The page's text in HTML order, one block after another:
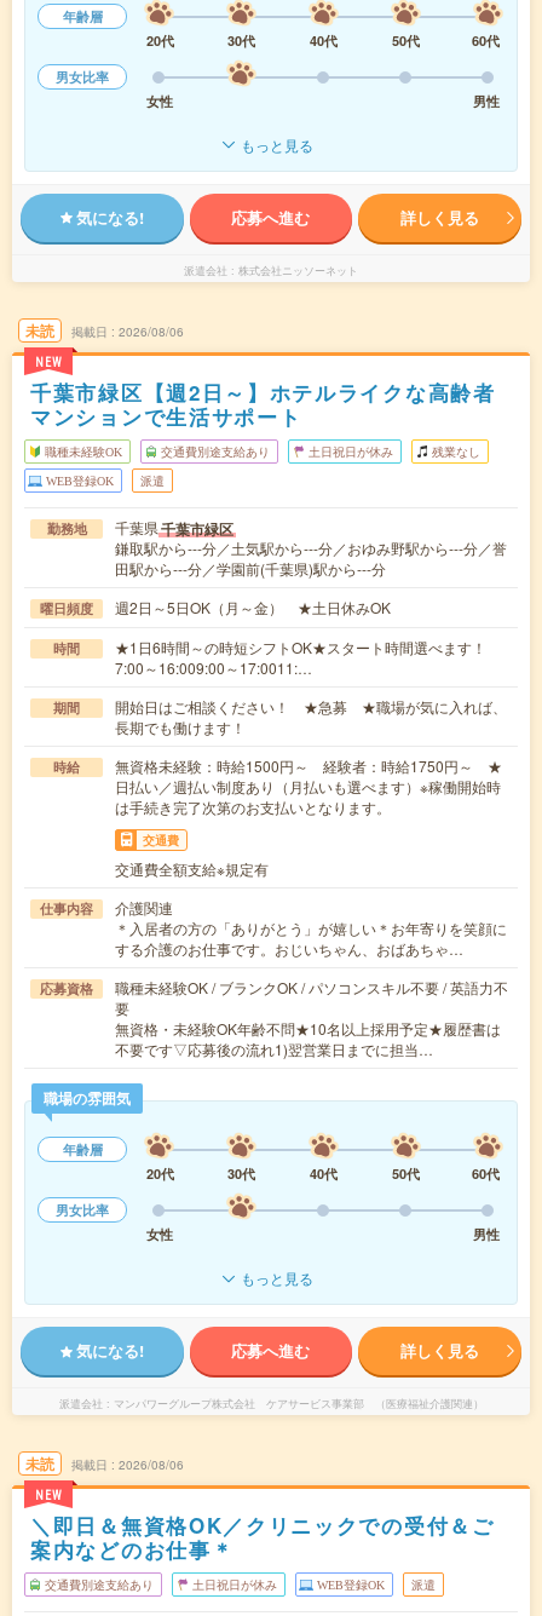
年齢層
20代
30代 40代 50代
60代
男女比率
女性
男性
もっと見る
気になる! 応募へ進む 詳しく見る
派遣会社 株式会社ニッソーネット
未読
NEW
掲載日 2026/08/06
千葉市緑区【週2日～】ホテルライクな高齢者
マンションで生活サポート
職種未経験OK 交通費別途支給あり 土日祝日が休み 残業なし
WEB登録OK 派遣
勤務地 千葉県千葉市緑区
鎌取駅から---分／土気駅から---分／おゆみ野駅から---分／誉
田駅から---分／学園前(千葉県)駅から---分
曜日頻度 週2日～5日OK（月～金） ★土日休みOK
時間
★1日6時間～の時短シフトOK★スタート時間選べます！
7:00～16:009:00～17:0011:…
期間
開始日はご相談ください！ ★急募 ★職場が気に入れば、
長期でも働けます！
時給
無資格未経験：時給1500円～ 経験者：時給1750円～ ★
日払い／週払い制度あり（月払いも選べます）※稼働開始時
は手続き完了次第のお支払いとなります。
交通費
交通費全額支給※規定有
仕事内容
介護関連
＊入居者の方の「ありがとう」が嬉しい＊お年寄りを笑顔に
する介護のお仕事です。おじいちゃん、おばあちゃ…
応募資格
職種未経験OK / ブランクOK / パソコンスキル不要 / 英語力不
要
無資格・未経験OK年齢不問★10名以上採用予定★履歴書は
不要です▽応募後の流れ1)翌営業日までに担当…
職場の雰囲気
年齢層
20代
30代 40代 50代
60代
男女比率
女性
男性
もっと見る
気になる! 応募へ進む 詳しく見る
派遣会社 マンパワーグループ株式会社 ケアサービス事業部 （医療福祉介護関連）
未読
NEW
掲載日 2026/08/06
＼即日＆無資格OK／クリニックでの受付＆ご
案内などのお仕事＊
交通費別途支給あり 土日祝日が休み WEB登録OK 派遣